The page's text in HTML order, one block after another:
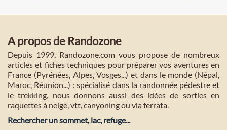
A propos de Randozone
Depuis 1999, Randozone.com vous propose de nombreux
articles et fiches techniques pour préparer vos aventures en
France (Pyrénées, Alpes, Vosges...) et dans le monde (Népal,
Maroc, Réunion...) : spécialisé dans la randonnée pédestre et
le trekking, nous donnons aussi des idées de sorties en
raquettes à neige, vtt, canyoning ou via ferrata.
Rechercher un sommet, lac, refuge...